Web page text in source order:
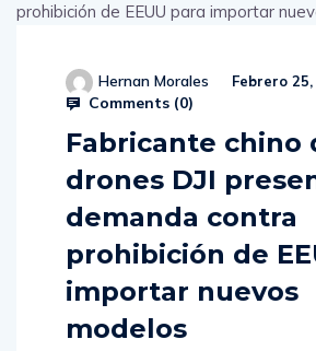
Hernan Morales Febrero
Comments (0)
Fabricante chino
drones DJI
demanda contra
prohibición de
importar nuevos
modelos